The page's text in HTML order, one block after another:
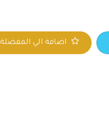
اضافة الي المفضلة